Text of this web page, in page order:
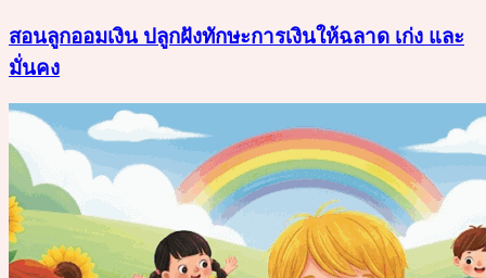
สอนลูกออมเงิน ปลูกฝังทักษะการเงินให้ฉลาด เก่ง และ
มั่นคง